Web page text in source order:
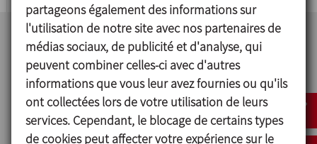
partageons également des informations sur
l'utilisation de notre site avec nos partenaires de
médias sociaux, de publicité et d'analyse, qui
peuvent combiner celles-ci avec d'autres
informations que vous leur avez fournies ou qu'ils
ont collectées lors de votre utilisation de leurs
services. Cependant, le blocage de certains types
de cookies peut affecter votre expérience sur le